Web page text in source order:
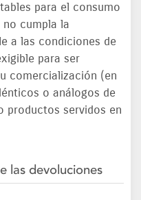
para el consumo
cumpla la
a las condiciones de
para ser
comercialización (en
o análogos de
productos servidos en
las devoluciones